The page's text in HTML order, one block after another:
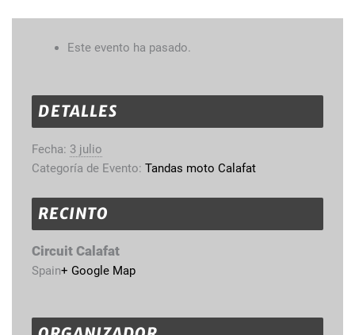
Este evento ha pasado.
DETALLES
Fecha: 3 julio
Categoría de Evento: Tandas moto Calafat
RECINTO
Circuit Calafat
Spain+ Google Map